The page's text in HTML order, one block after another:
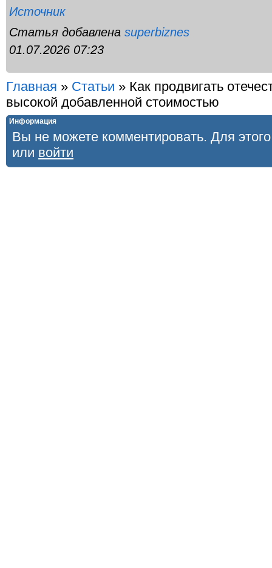
Источник
Статья добавлена superbiznes
01.07.2026 07:23
Главная » Статьи » Как продвигать
высокой добавленной стоимостью
Информация
Вы не можете комментировать. Для
или войти